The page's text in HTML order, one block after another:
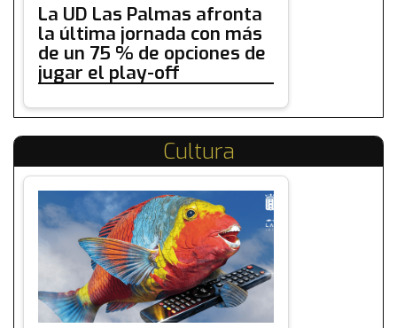
La UD Las Palmas afronta
la última jornada con más
de un 75 % de opciones de
jugar el play-off
Cultura